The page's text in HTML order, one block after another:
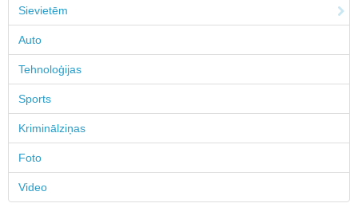
Sievietēm
Auto
Tehnoloģijas
Sports
Kriminālziņas
Foto
Video